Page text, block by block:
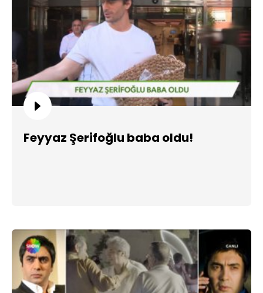
Feyyaz Şerifoğlu baba oldu!